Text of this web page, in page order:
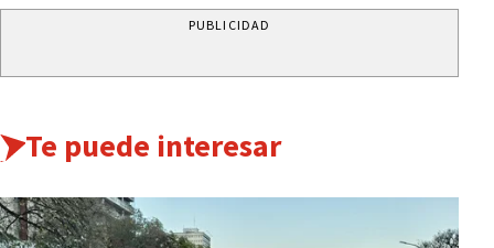
PUBLICIDAD
Te puede interesar